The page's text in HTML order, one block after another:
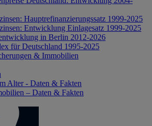
Hauptrefinanzierungssatz 1999-2025
Entwicklung Einlagesatz 1999-2025
in Berlin 2012-2026
für Deutschland 1995-2025
& Immobilien
Alter - Daten & Fakten
– Daten & Fakten